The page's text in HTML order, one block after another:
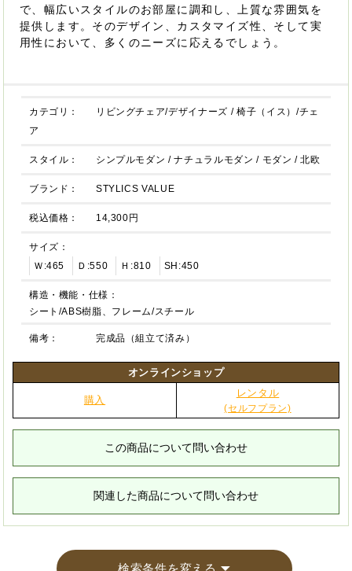
で、幅広いスタイルのお部屋に調和し、上質な雰囲気を
提供します。そのデザイン、カスタマイズ性、そして実
用性において、多くのニーズに応えるでしょう。
カテゴリ： リビングチェア/デザイナーズ / 椅子（イス）/チェ
ア
スタイル： シンプルモダン /ナチュラルモダン / モダン /北欧
ブランド： STYLICS VALUE
税込価格： 14,300円
サイズ：
Ｗ:465
Ｄ:550 Ｈ:810 SH:450
構造・機能・仕様：
シート/ABS樹脂、フレーム/スチール
備考： 完成品（組立て済み）
オンラインショップ
購入
レンタル
(セルフプラン)
この商品について問い合わせ
関連した商品について問い合わせ
検索条件を変える